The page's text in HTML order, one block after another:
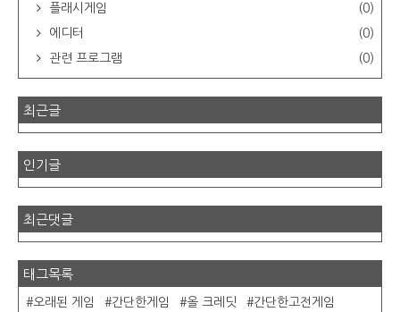
플래시게임
(0)
에디터
(0)
관련 프로그램
(0)
최근글
인기글
최근댓글
태그목록
오래된 게임 간단한게임 올 크레딧
간단한고전게임